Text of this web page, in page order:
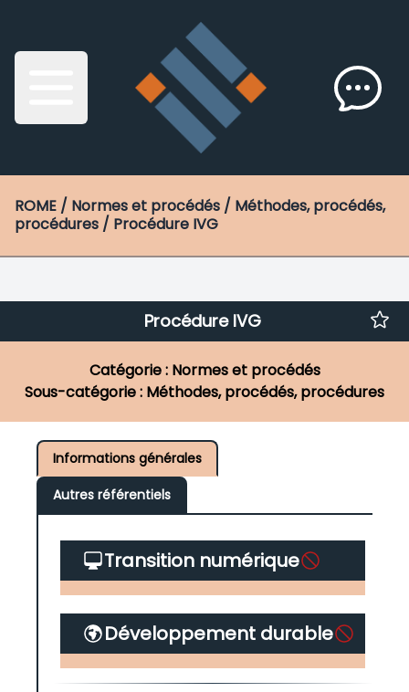
ROME / Normes et procédés / Méthodes, procédés,
procédures / Procédure IVG
Procédure IVG
Catégorie : Normes et procédés
Sous-catégorie : Méthodes, procédés, procédures
Informations générales
Autres référentiels
Transition numérique
Développement durable